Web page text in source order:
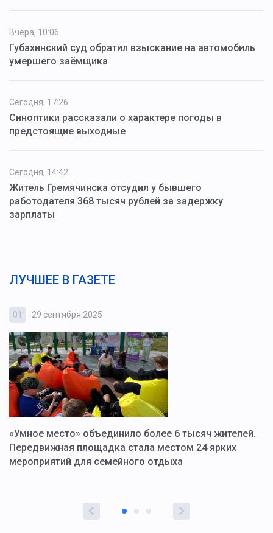
Вчера, 10:06
Губахинский суд обратил взыскание на автомобиль
умершего заёмщика
Сегодня, 17:26
Синоптики рассказали о характере погоды в
предстоящие выходные
Сегодня, 14:42
Житель Гремячинска отсудил у бывшего
работодателя 368 тысяч рублей за задержку
зарплаты
ЛУЧШЕЕ В ГАЗЕТЕ
01 29 сентября 2025
«Умное место» объединило более 6 тысяч жителей.
Передвижная площадка стала местом 24 ярких
мероприятий для семейного отдыха